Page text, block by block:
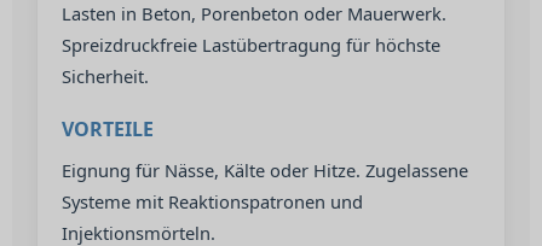
Lasten in Beton, Porenbeton oder Mauerwerk.
Spreizdruckfreie Lastübertragung für höchste
Sicherheit.
VORTEILE
Eignung für Nässe, Kälte oder Hitze. Zugelassene
Systeme mit Reaktionspatronen und
Injektionsmörteln.